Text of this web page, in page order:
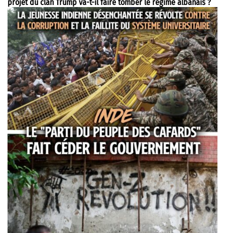
projet du clan Trump va-t-il faire tomber le régime albanais ?